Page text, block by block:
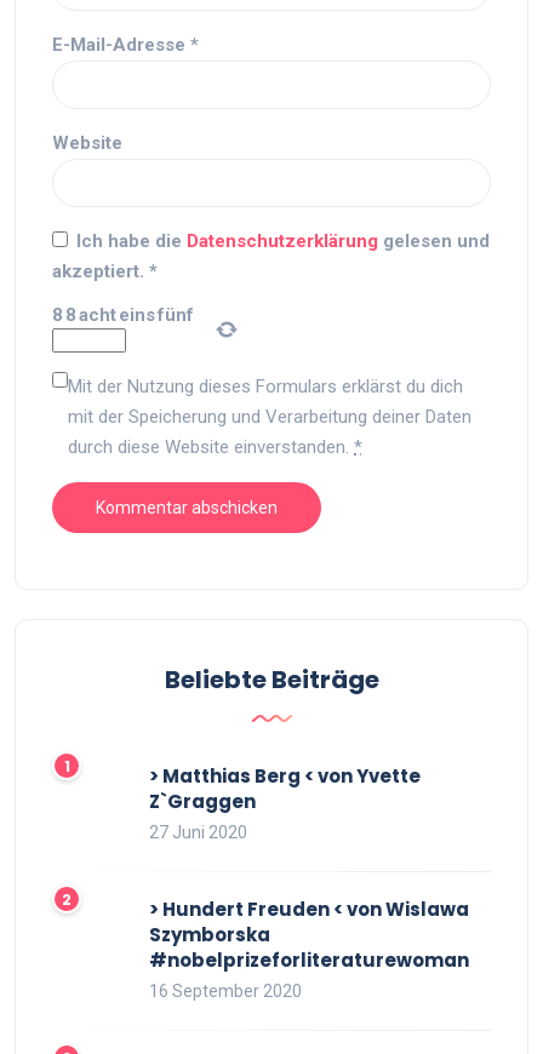
E-Mail-Adresse *
Website
Ich habe die Datenschutzerklärung gelesen und
akzeptiert. *
8 8achteinsfünf
Mit der Nutzung dieses Formulars erklärst du dich
mit der Speicherung und Verarbeitung deiner Daten
durch diese Website einverstanden. *
Beliebte Beiträge
> Matthias Berg < von Yvette
Z`Graggen
27 Juni 2020
> Hundert Freuden < von Wislawa
Szymborska
#nobelprizeforliteraturewoman
16 September 2020